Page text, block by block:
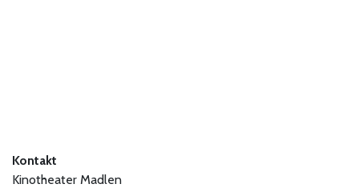
Kontakt
Kinotheater Madlen